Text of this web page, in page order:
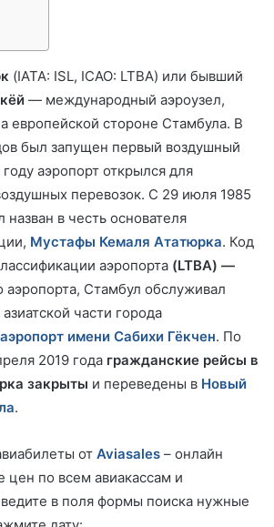
(IATA: ISL, ICAO: LTBA) или бывший
— международный аэроузел,
европейской стороне Стамбула. В
был запущен первый воздушный
аэропорт открылся для
перевозок. С 29 июля 1985
назван в честь основателя
Мустафы Кемаля Ататюрка. Код
аэропорта (LTBA) —
аэропорта, Стамбул обслуживал
части города
имени Сабихи Гёкчен. По
2019 года гражданские рейсы в
закрыты и переведены в Новый
.
от Aviasales – онлайн
цен по всем авиакассам и
в поля формы поиска нужные